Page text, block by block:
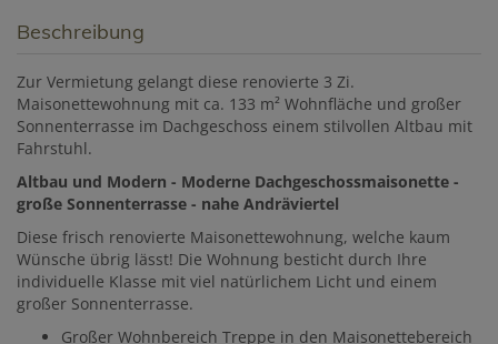
Beschreibung
Zur Vermietung gelangt diese renovierte 3 Zi.
Maisonettewohnung mit ca. 133 m² Wohnfläche und großer
Sonnenterrasse im Dachgeschoss einem stilvollen Altbau mit
Fahrstuhl.
Altbau und Modern - Moderne Dachgeschossmaisonette -
große Sonnenterrasse - nahe Andräviertel
Diese frisch renovierte Maisonettewohnung, welche kaum
Wünsche übrig lässt! Die Wohnung besticht durch Ihre
individuelle Klasse mit viel natürlichem Licht und einem
großer Sonnenterrasse.
Großer Wohnbereich Treppe in den Maisonettebereich